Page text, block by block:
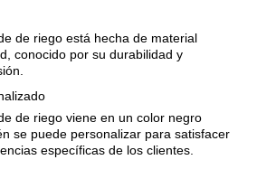
de riego está hecha de material
conocido por su durabilidad y
de riego viene en un color negro
se puede personalizar para satisfacer
específicas de los clientes.